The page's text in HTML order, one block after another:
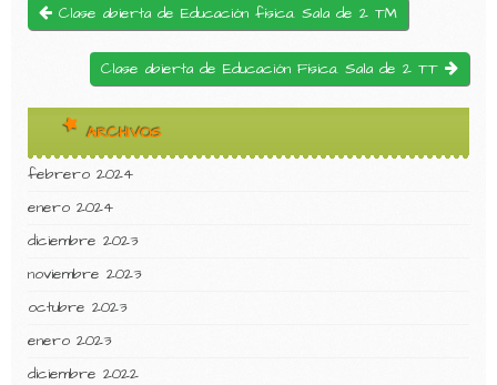
Clase abierta de Educación física. Sala de 2 TM
Clase abierta de Educación Física. Sala de 2 TT
ARCHIVOS
febrero 2024
enero 2024
diciembre 2023
noviembre 2023
octubre 2023
enero 2023
diciembre 2022